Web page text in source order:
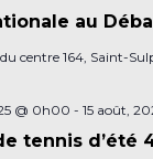
au
centre 164, Saint-
tennis d’été
@ 0h00 - 15 août,